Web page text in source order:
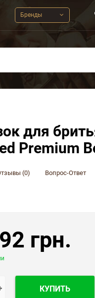
Бренды
для
Premium
(0) Вопрос-Ответ
грн.
КУПИТЬ